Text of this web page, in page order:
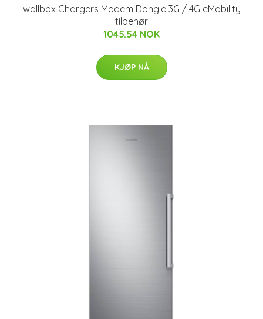
wallbox Chargers Modem Dongle 3G / 4G eMobility
tilbehør
1045.54 NOK
KJØP NÅ